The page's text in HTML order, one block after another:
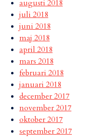
augusti 2018
juli 2018
juni 2018
maj 2018
april 2018
mars 2018
februari 2018
januari 2018
december 2017
november 2017
oktober 2017
september 2017